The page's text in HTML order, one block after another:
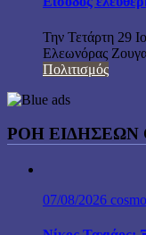
Την Τετάρτη 29
Ελεωνόρας
Πολιτισμός
ΡΟΗ ΕΙΔΗΣΕΩΝ
07/08/2026